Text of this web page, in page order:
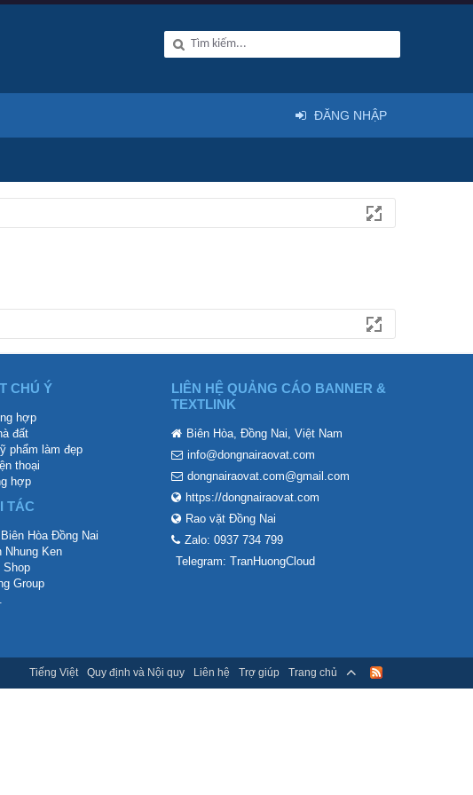
ĐĂNG NHẬP
CHÚ Ý
hợp
đất
phẩm làm đẹp
thoại
hợp
TÁC
Hòa Đồng Nai
Nhung Ken
Shop
Group
LIÊN HỆ QUẢNG CÁO BANNER &
TEXTLINK
Biên Hòa, Đồng Nai, Việt Nam
info@dongnairaovat.com
dongnairaovat.com@gmail.com
https://dongnairaovat.com
Rao vặt Đồng Nai
Zalo: 0937 734 799
Telegram: TranHuongCloud
Tiếng Việt Quy định và Nội quy Liên hệ Trợ giúp Trang chủ